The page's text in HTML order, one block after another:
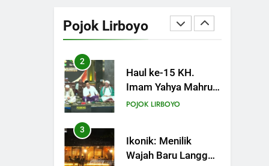
Pojok LirboyoImam Yahya Mahrus
Digelar di PP Al
POJOK LIRBOYO
3
Ikonik: Menilik
Wajah Baru Langgar
Angkring, Cikal
Direvitalisasi
POJOK LIRBOYO
4
Lirboyo Gelar Ujian
Talaqi Daerah